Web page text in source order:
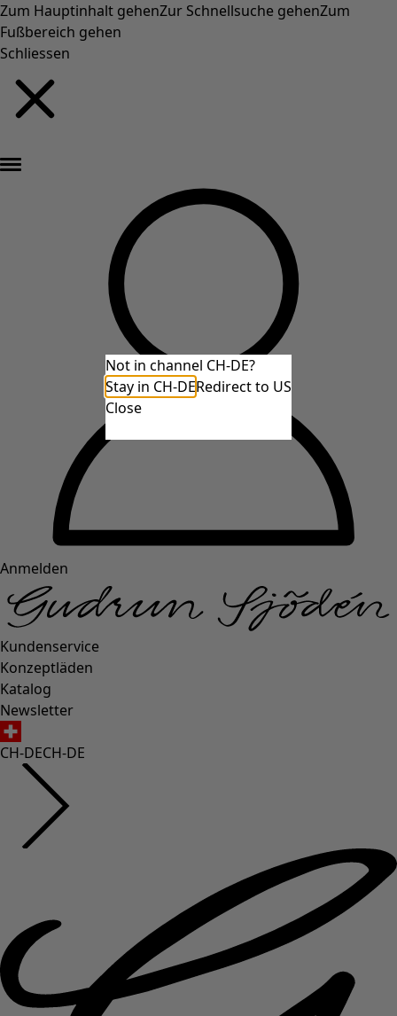
Zum Hauptinhalt gehenZur Schnellsuche gehenZum
Fußbereich gehen
Schliessen
Anmelden
Kundenservice
Konzeptläden
Katalog
Newsletter
CH-DECH-DE
Not in channel CH-DE?
Stay in CH-DERedirect to US
Close